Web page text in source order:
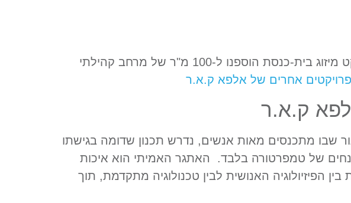
מערכת מיזוג אוויר צח אינה מותרות, אלא תכנון הנדסת אקלים מקצועי. בפרויקט מיזוג בית-כנסת הוספנו ל-100 מ"ר של מרחב קהילתי
פרויקטים אחרים של אלפא ק.א.ר
ק.א.ר
שבו מתכנסים מאות אנשים, נדרש תכנון שדומה בגישתו
של טמפרטורה בלבד. האתגר האמיתי הוא איכות
הפיזיולוגיה האנושית לבין טכנולוגיה מתקדמת, תוך